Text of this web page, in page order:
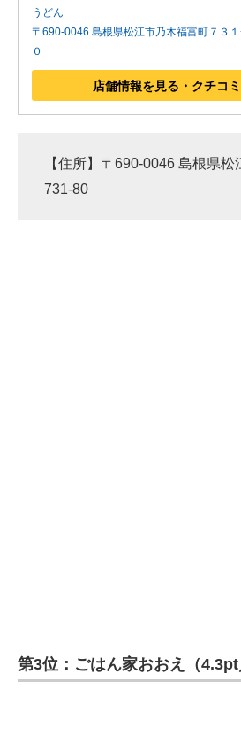
うどん
〒690-0046 島根県松江市乃木福富町７３１
０
店舗情報を見る・クチコ
【住所】〒690-0046 島根県
731-80
第3位：ごはん家おおえ（4.3pt